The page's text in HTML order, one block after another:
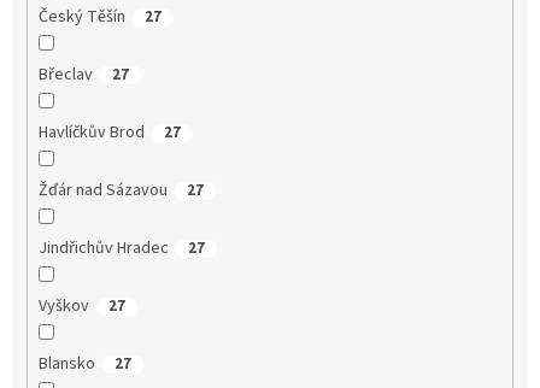
Český Těšín 27
Břeclav 27
Havlíčkův Brod 27
Žďár nad Sázavou 27
Jindřichův Hradec 27
Vyškov 27
Blansko 27